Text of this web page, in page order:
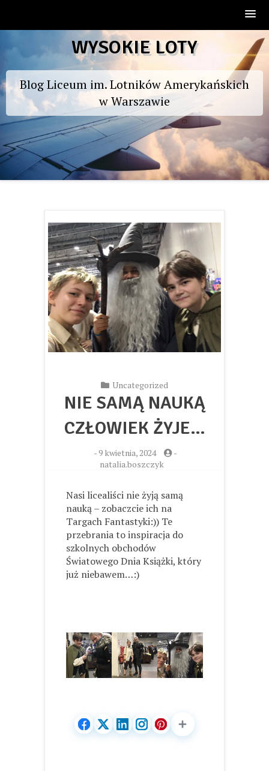
to
WYSOKIE LOTY
Blog Liceum im. Lotników Amerykańskich
w Warszawie
Uncategorized
NIE SAMĄ NAUKĄ
CZŁOWIEK ŻYJE…
- 9 kwietnia, 2024
-
natalia.boszczyk
Nasi licealiści nie żyją samą
nauką – zobaczcie ich na
Targach Fantastyki:)) Te
przebrania to inspiracja do
szkolnych obchodów
Światowego Dnia Książki, który
już niebawem…:)